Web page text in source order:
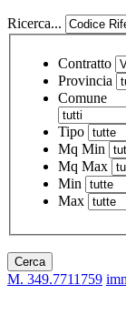
Ricerca...
Contratto
Provincia
Comune
Tipo
Mq Min
Mq Max
Min
Max
Cerca
M. 349.7711759